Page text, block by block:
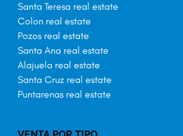
Santa Teresa real estate
Colon real estate
Pozos real estate
Santa Ana real estate
Alajuela real estate
Santa Cruz real estate
Puntarenas real estate